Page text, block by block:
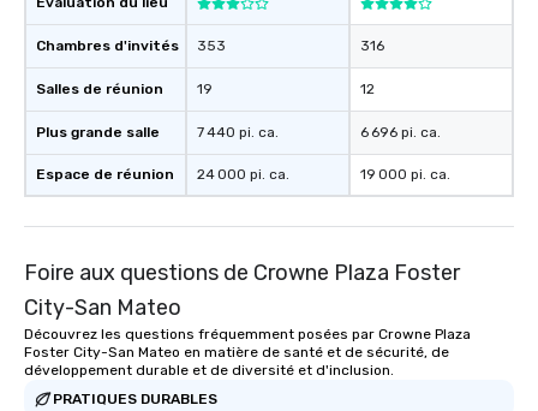
Chambres d'invités
Salles de réunion
Plus grande salle
Espace de réunion
353
19
7 440 pi. ca.
24 000 pi. ca.
316
12
6 696 pi. ca.
19 000 pi. ca.
Foire aux questions de Crowne Plaza Foster
City-San Mateo
Découvrez les questions fréquemment posées par Crowne Plaza
Foster City-San Mateo en matière de santé et de sécurité, de
développement durable et de diversité et d'inclusion.
PRATIQUES DURABLES